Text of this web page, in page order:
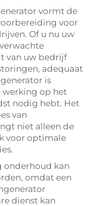
vormt de
voor
Of u nu uw
van uw bedrijf
adequaat
is
werking op het
nodig hebt. Het
van
niet alleen de
voor optimale
onderhoud kan
omdat een
dienst kan